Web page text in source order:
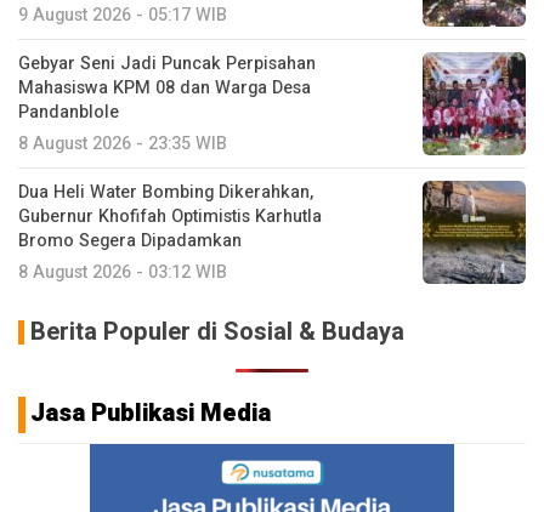
9 August 2026 - 05:17 WIB
Gebyar Seni Jadi Puncak Perpisahan
Mahasiswa KPM 08 dan Warga Desa
Pandanblole
8 August 2026 - 23:35 WIB
Dua Heli Water Bombing Dikerahkan,
Gubernur Khofifah Optimistis Karhutla
Bromo Segera Dipadamkan
8 August 2026 - 03:12 WIB
Berita Populer di Sosial & Budaya
Jasa Publikasi Media